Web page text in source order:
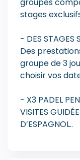
stages
- DES STAGES
Des
groupe de 3
choisir vos
- X3 PADEL
VISITES
D’ESPAGNOL..